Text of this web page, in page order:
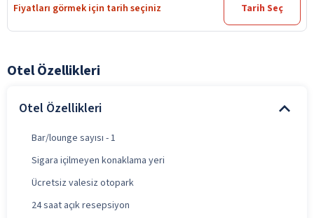
Fiyatları görmek için tarih seçiniz Tarih Seç
Otel Özellikleri
Otel Özellikleri
Bar/lounge sayısı - 1
Sigara içilmeyen konaklama yeri
Ücretsiz valesiz otopark
24 saat açık resepsiyon